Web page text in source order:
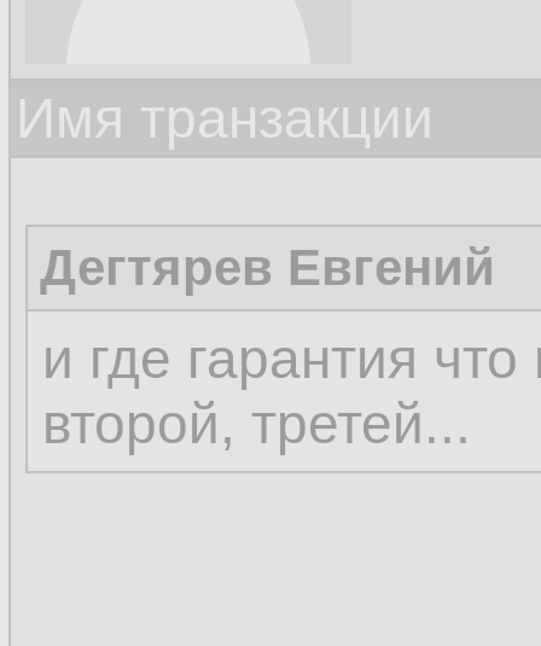
Имя транзакции
Дегтярев Евгений
и где гарантия
второй, третей...